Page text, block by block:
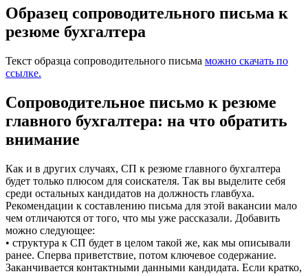
Образец сопроводительного письма к
резюме бухгалтера
Текст образца сопроводительного письма можно скачать по
ссылке.
Сопроводительное письмо к резюме
главного бухгалтера: на что обратить
внимание
Как и в других случаях, СП к резюме главного бухгалтера
будет только плюсом для соискателя. Так вы выделите себя
среди остальных кандидатов на должность главбуха.
Рекомендации к составлению письма для этой вакансии мало
чем отличаются от того, что мы уже рассказали. Добавить
можно следующее:
• структура к СП будет в целом такой же, как мы описывали
ранее. Сперва приветствие, потом ключевое содержание.
Заканчивается контактными данными кандидата. Если кратко,